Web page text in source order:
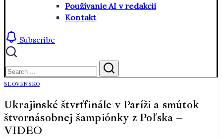
Používanie AI v redakcii
Kontakt
Subscribe
Close
Search
Search
SLOVENSKO
Ukrajinské štvrťfinále v Paríži a smútok
štvornásobnej šampiónky z Poľska –
VIDEO